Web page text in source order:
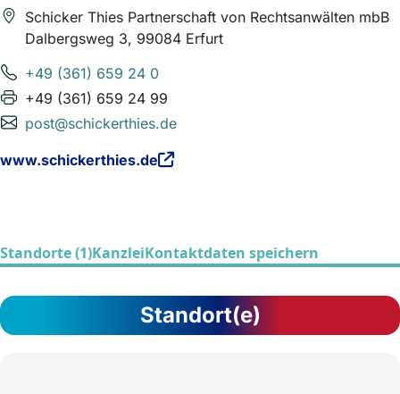
Schicker Thies Partnerschaft von Rechtsanwälten mbB
Dalbergsweg 3, 99084 Erfurt
+49 (361) 659 24 0
+49 (361) 659 24 99
post@schickerthies.de
www.schickerthies.de
Standorte (1)KanzleiKontaktdaten speichern
Standort(e)